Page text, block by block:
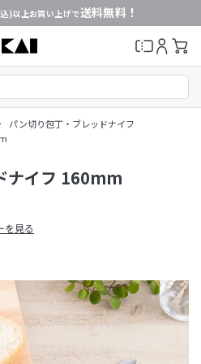
)以上お買い上げで送料無料！
パン切り包丁・ブレッドナイフ
を見る
ナイフ 160mm